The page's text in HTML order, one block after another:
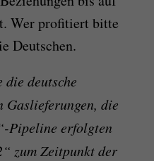
Wer profitiert bitte
Deutschen.
deutsche
Gaslieferungen, die
Pipeline erfolgten
zum Zeitpunkt der